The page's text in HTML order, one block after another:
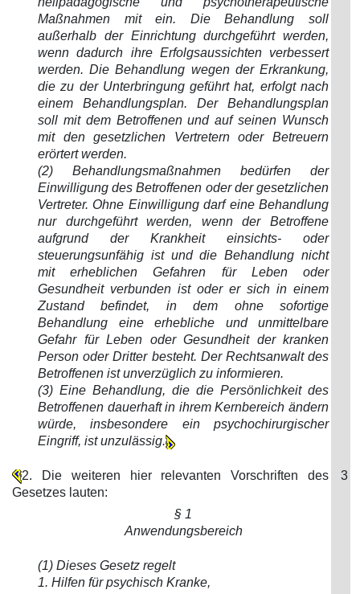
Maßnahmen mit ein. Die Behandlung soll
außerhalb der Einrichtung durchgeführt werden,
wenn dadurch ihre Erfolgsaussichten verbessert
werden. Die Behandlung wegen der Erkrankung,
die zu der Unterbringung geführt hat, erfolgt nach
einem Behandlungsplan. Der Behandlungsplan
soll mit dem Betroffenen und auf seinen Wunsch
mit den gesetzlichen Vertretern oder Betreuern
erörtert werden.
(2) Behandlungsmaßnahmen bedürfen der
Einwilligung des Betroffenen oder der gesetzlichen
Vertreter. Ohne Einwilligung darf eine Behandlung
nur durchgeführt werden, wenn der Betroffene
aufgrund der Krankheit einsichts- oder
steuerungsunfähig ist und die Behandlung nicht
mit erheblichen Gefahren für Leben oder
Gesundheit verbunden ist oder er sich in einem
Zustand befindet, in dem ohne sofortige
Behandlung eine erhebliche und unmittelbare
Gefahr für Leben oder Gesundheit der kranken
Person oder Dritter besteht. Der Rechtsanwalt des
Betroffenen ist unverzüglich zu informieren.
(3) Eine Behandlung, die die Persönlichkeit des
Betroffenen dauerhaft in ihrem Kernbereich ändern
würde, insbesondere ein psychochirurgischer
Eingriff, ist unzulässig.
2. Die weiteren hier relevanten Vorschriften des
Gesetzes lauten:
3
§ 1
Anwendungsbereich
(1) Dieses Gesetz regelt
1. Hilfen für psychisch Kranke,